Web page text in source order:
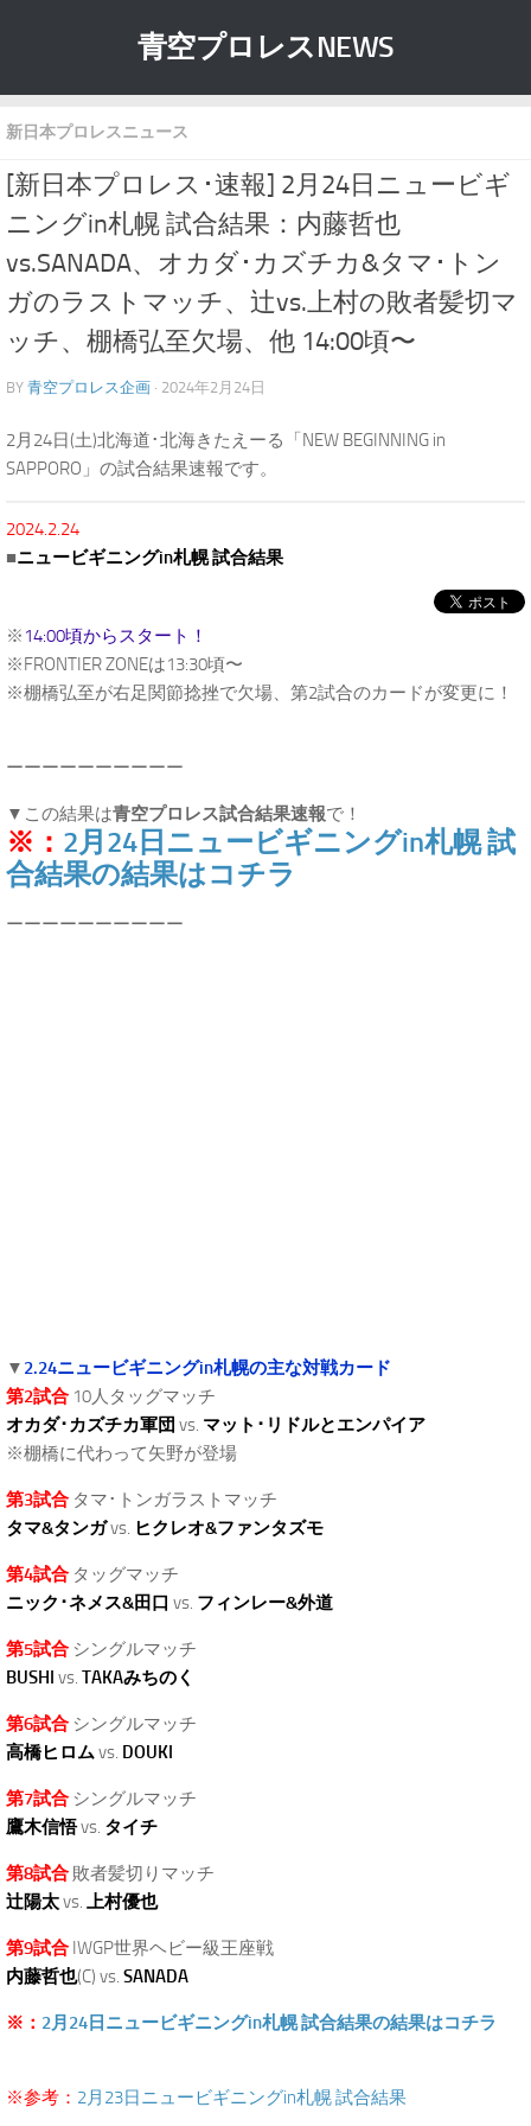
青空プロレスNEWS
新日本プロレスニュース
[新日本プロレス･速報] 2月24日ニュービギ
ニングin札幌 試合結果：内藤哲也
vs.SANADA、オカダ･カズチカ&タマ･トン
ガのラストマッチ、辻vs.上村の敗者髪切マ
ッチ、棚橋弘至欠場、他 14:00頃〜
BY 青空プロレス企画 · 2024年2月24日
2月24日(土)北海道･北海きたえーる「NEW BEGINNING in
SAPPORO」の試合結果速報です。
2024.2.24
■ニュービギニングin札幌 試合結果
※ 14:00頃からスタート！
※FRONTIER ZONEは13:30頃〜
※棚橋弘至が右足関節捻挫で欠場、第2試合のカードが変更に！
ーーーーーーーーーー
▼この結果は青空プロレス試合結果速報で！
※： 2月24日ニュービギニングin札幌 試
合結果の結果はコチラ
ーーーーーーーーーー
▼ 2.24ニュービギニングin札幌の主な対戦カード
第2試合 10人タッグマッチ
オカダ･カズチカ軍団 vs. マット･リドルとエンパイア
※棚橋に代わって矢野が登場
第3試合 タマ･トンガラストマッチ
タマ&タンガvs. ヒクレオ&ファンタズモ
第4試合 タッグマッチ
ニック･ネメス&田口 vs. フィンレー&外道
第5試合 シングルマッチ
BUSHI vs. TAKAみちのく
第6試合 シングルマッチ
高橋ヒロムvs. DOUKI
第7試合 シングルマッチ
鷹木信悟vs. タイチ
第8試合 敗者髪切りマッチ
辻陽太vs. 上村優也
第9試合 IWGP世界ヘビー級王座戦
内藤哲也(C) vs. SANADA
※： 2月24日ニュービギニングin札幌 試合結果の結果はコチラ
※参考： 2月23日ニュービギニングin札幌 試合結果